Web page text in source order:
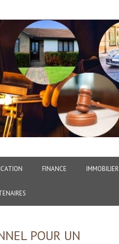
FINANCE IMMOBILIER
POUR UN